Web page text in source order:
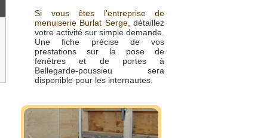
Si vous êtes l'entreprise de
menuiserie Burlat Serge, détaillez
votre activité sur simple demande.
Une fiche précise de vos
prestations sur la pose de
fenêtres et de portes à
Bellegarde-poussieu sera
disponible pour les internautes.